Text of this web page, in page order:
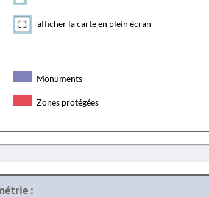
afficher la carte en plein écran
Monuments
Zones protégées
: